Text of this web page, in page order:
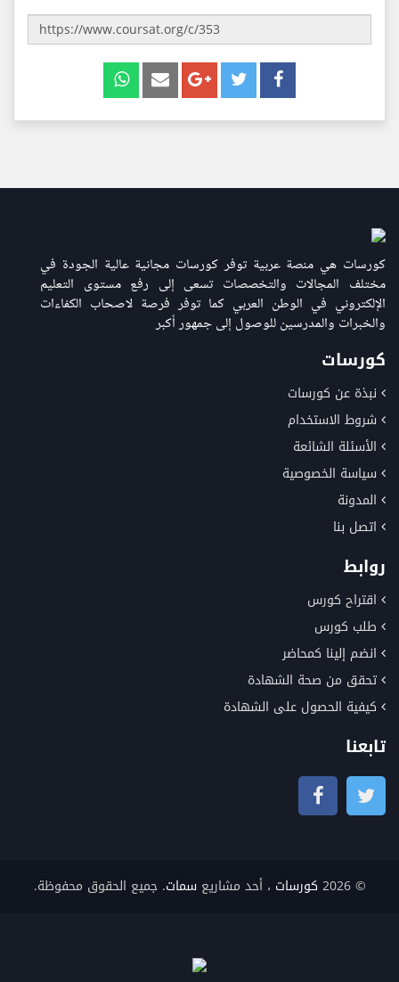
كورسات هي منصة عربية توفر كورسات مجانية عالية الجودة في
مختلف المجالات والتخصصات تسعى إلى رفع مستوى التعليم
الإلكتروني في الوطن العربي كما توفر فرصة لاصحاب الكفاءات
والخبرات والمدرسين للوصول إلى جمهور أكبر
كورسات
نبذة عن كورسات
شروط الاستخدام
الأسئلة الشائعة
سياسة الخصوصية
المدونة
اتصل بنا
روابط
اقتراح كورس
طلب كورس
انضم إلينا كمحاضر
تحقق من صحة الشهادة
كيفية الحصول على الشهادة
تابعنا
© 2026 كورسات ، أحد مشاريعسمات. جميع الحقوق محفوظة.